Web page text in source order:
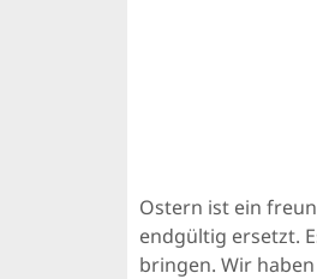
Ostern ist ein
endgültig ersetzt.
bringen. Wir